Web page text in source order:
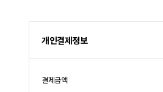
개인결제정보
결제금액